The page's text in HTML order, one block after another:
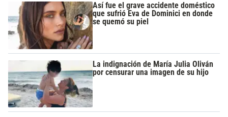
Así fue el grave accidente doméstico
que sufrió Eva de Dominici en donde
se quemó su piel
La indignación de María Julia Oliván
por censurar una imagen de su hijo